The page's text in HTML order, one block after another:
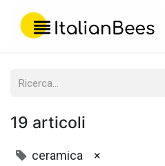
19 articoli
ceramica ×